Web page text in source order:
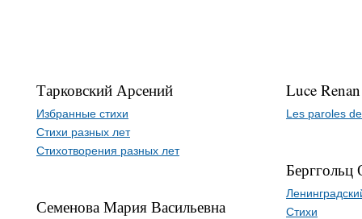
Тарковский Арcений
Избранные стихи
Стихи разных лет
Стихотворения разных лет
Семенова Мария Васильевна
Luce Renan
Les paroles
Берггольц
Стихи